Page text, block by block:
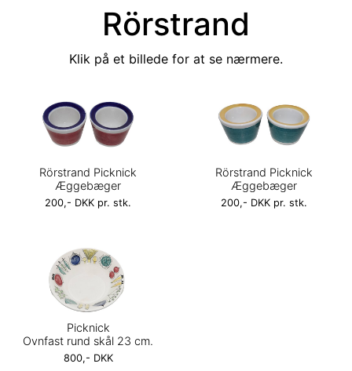
Rörstrand
Klik på et billede for at se nærmere.
Rörstrand Picknick
Æggebæger
200,- DKK pr. stk.
Rörstrand Picknick
Æggebæger
200,- DKK pr. stk.
Picknick
Ovnfast rund skål 23 cm.
800,- DKK